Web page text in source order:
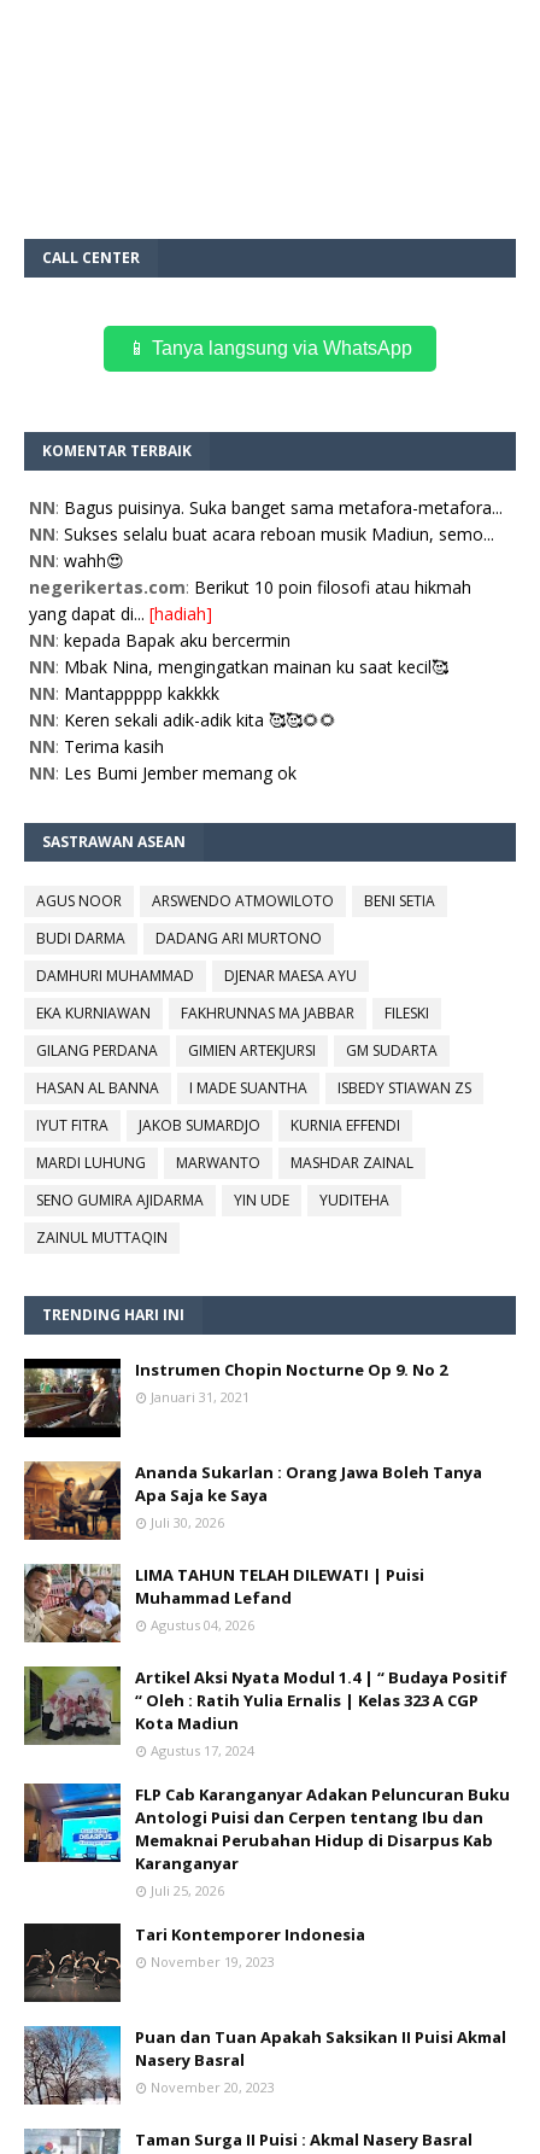
CALL CENTER
📱 Tanya langsung via WhatsApp
KOMENTAR TERBAIK
NN: Bagus puisinya. Suka banget sama metafora-metafora...
NN: Sukses selalu buat acara reboan musik Madiun, semo...
NN: wahh😍
negerikertas.com: Berikut 10 poin filosofi atau hikmah
yang dapat di... [hadiah]
NN: kepada Bapak aku bercermin
NN: Mbak Nina, mengingatkan mainan ku saat kecil🥰
NN: Mantappppp kakkkk
NN: Keren sekali adik-adik kita 🥰🥰🌻🌻
NN: Terima kasih
NN: Les Bumi Jember memang ok
SASTRAWAN ASEAN
AGUS NOOR ARSWENDO ATMOWILOTO
BENI SETIA
BUDI DARMA
DADANG ARI MURTONO
DAMHURI MUHAMMAD
DJENAR MAESA AYU
EKA KURNIAWAN
FAKHRUNNAS MA JABBAR
FILESKI
GILANG PERDANA
GIMIEN ARTEKJURSI
GM SUDARTA
HASAN AL BANNA
I MADE SUANTHA
ISBEDY STIAWAN ZS
IYUT FITRA
JAKOB SUMARDJO
KURNIA EFFENDI
MARDI LUHUNG
MARWANTO
MASHDAR ZAINAL
SENO GUMIRA AJIDARMA
YIN UDE
YUDITEHA
ZAINUL MUTTAQIN
TRENDING HARI INI
Instrumen Chopin Nocturne Op 9. No 2
Januari 31, 2021
Ananda Sukarlan : Orang Jawa Boleh Tanya
Apa Saja ke Saya
Juli 30, 2026
LIMA TAHUN TELAH DILEWATI | Puisi
Muhammad Lefand
Agustus 04, 2026
Artikel Aksi Nyata Modul 1.4 | “ Budaya Positif
“ Oleh : Ratih Yulia Ernalis | Kelas 323 A CGP
Kota Madiun
Agustus 17, 2024
FLP Cab Karanganyar Adakan Peluncuran Buku
Antologi Puisi dan Cerpen tentang Ibu dan
Memaknai Perubahan Hidup di Disarpus Kab
Karanganyar
Juli 25, 2026
Tari Kontemporer Indonesia
November 19, 2023
Puan dan Tuan Apakah Saksikan II Puisi Akmal
Nasery Basral
November 20, 2023
Taman Surga II Puisi : Akmal Nasery Basral